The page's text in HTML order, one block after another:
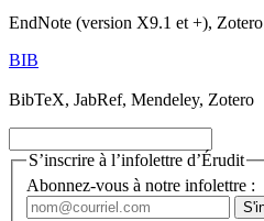
EndNote (version X9.1 et +), Zotero
BIB
BibTeX, JabRef, Mendeley, Zotero
S’inscrire à l’infolettre d’Érudit
Abonnez-vous à notre infolettre :